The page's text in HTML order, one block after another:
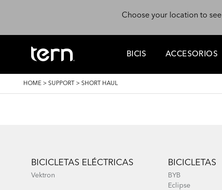
Choose your location to
BICIS ACCESORIOS
BREADCRUMB
HOME > SUPPORT > SHORT HAUL
BICICLETAS ELÉCTRICAS
Vektron
BICICLETAS
BYB
Eclipse